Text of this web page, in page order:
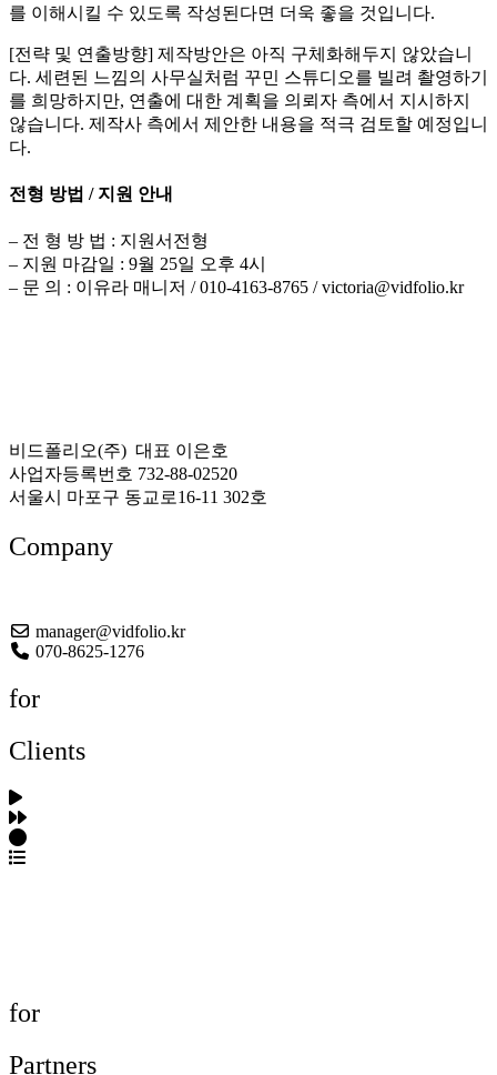
를 이해시킬 수 있도록 작성된다면 더욱 좋을 것입니다.
[전략 및 연출방향] 제작방안은 아직 구체화해두지 않았습니
다. 세련된 느낌의 사무실처럼 꾸민 스튜디오를 빌려 촬영하기
를 희망하지만, 연출에 대한 계획을 의뢰자 측에서 지시하지
않습니다. 제작사 측에서 제안한 내용을 적극 검토할 예정입니
다.
전형 방법 / 지원 안내
– 전 형 방 법 : 지원서전형
– 지원 마감일 : 9월 25일 오후 4시
– 문 의 : 이유라 매니저 / 010-4163-8765 / victoria@vidfolio.kr
비드폴리오(주) 대표 이은호
사업자등록번호 732-88-02520
서울시 마포구 동교로16-11 302호
Company
manager@vidfolio.kr
070-8625-1276
for
Clients
for
Partners